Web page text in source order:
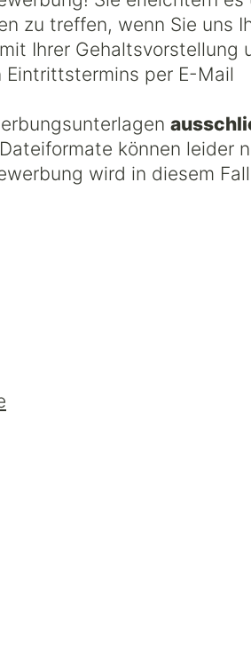
zu treffen, wenn Sie uns
Ihrer Gehaltsvorstellung
per E-Mail
können leider
wird in diesem